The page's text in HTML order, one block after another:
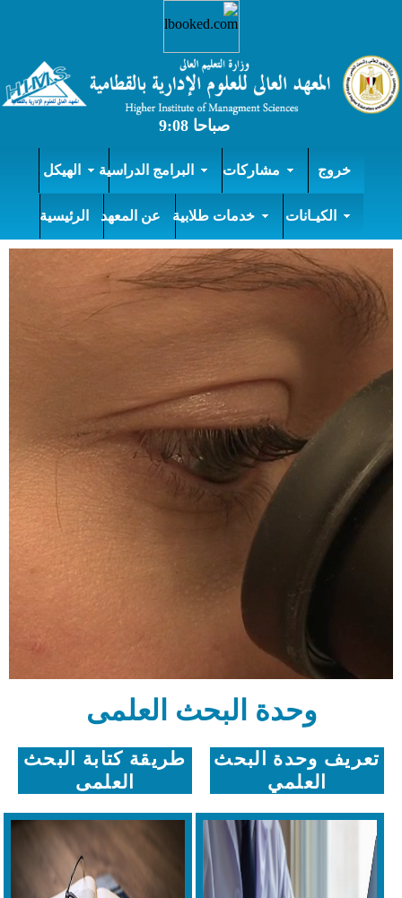
خروج مشاركات البرامج الدراسية الهيكل
الكيـانات خدمات طلابية عن المعهد الرئيسية
وحدة البحث العلمى
تعريف وحدة البحث
العلمي
طريقة كتابة البحث
العلمى